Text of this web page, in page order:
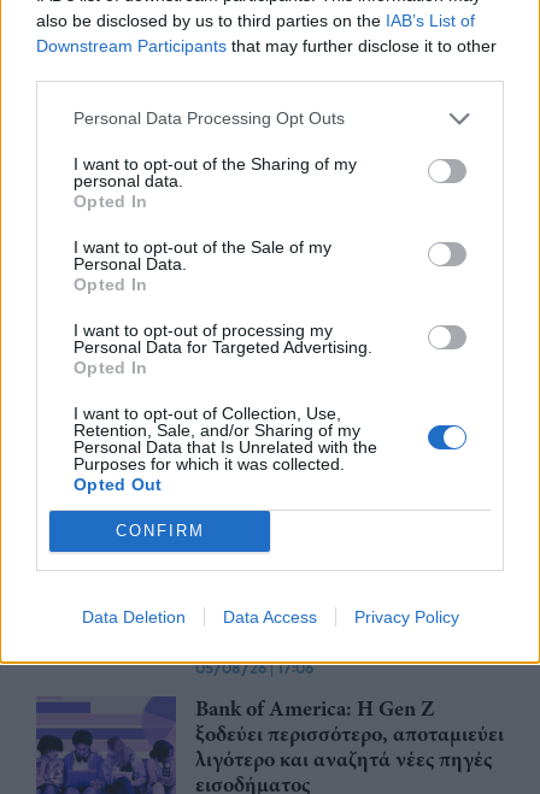
also be disclosed by us to third parties on the IAB’s List of
Downstream Participants that may further disclose it to other
Personal Data Processing Opt Outs
I want to opt-out of the Sharing of my
personal data.
Opted In
I want to opt-out of the Sale of my
Personal Data.
Opted In
I want to opt-out of processing my
Personal Data for Targeted Advertising.
Opted In
I want to opt-out of Collection, Use,
Retention, Sale, and/or Sharing of my
Personal Data that Is Unrelated with the
Purposes for which it was collected.
Opted Out
CONFIRM
Data Deletion Data Access Privacy Policy
07/08/26|16:13
Η ελληνική οικονομία αντέχει το
γεωπολιτικό σοκ – Τα στοιχεία
που ενισχύουν την αισιοδοξία
νοημοσύνης φέρνουν νέες
προκλήσεις στην
07/08/26|13:20
φυσικό αέριο η Ευρώπη
06/08/26|17:34
Η παγκόσμια αγορά Ιδιωτικών
Κεφαλαίων (PE) παραμένει
ξεπερνούν το 1 τρισ. δολάρια το
1ο εξάμηνο του 2026
05/08/26|17:06
Bank of America: Η Gen Z
ξoδεύει περισσότερο, αποταμιεύει
λιγότερο και αναζητά νέες πηγές
εισοδήματος